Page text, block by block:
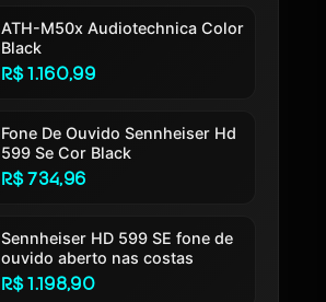
ATH-M50x Audiotechnica Color
Black
R$ 1.160,99
Fone De Ouvido Sennheiser Hd
599 Se Cor Black
R$ 734,96
Sennheiser HD 599 SE fone de
ouvido aberto nas costas
R$ 1.198,90